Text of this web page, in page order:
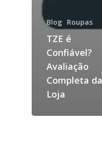
Blog Roupas
TZE é
Confiável?
Avaliação
Completa da
Loja